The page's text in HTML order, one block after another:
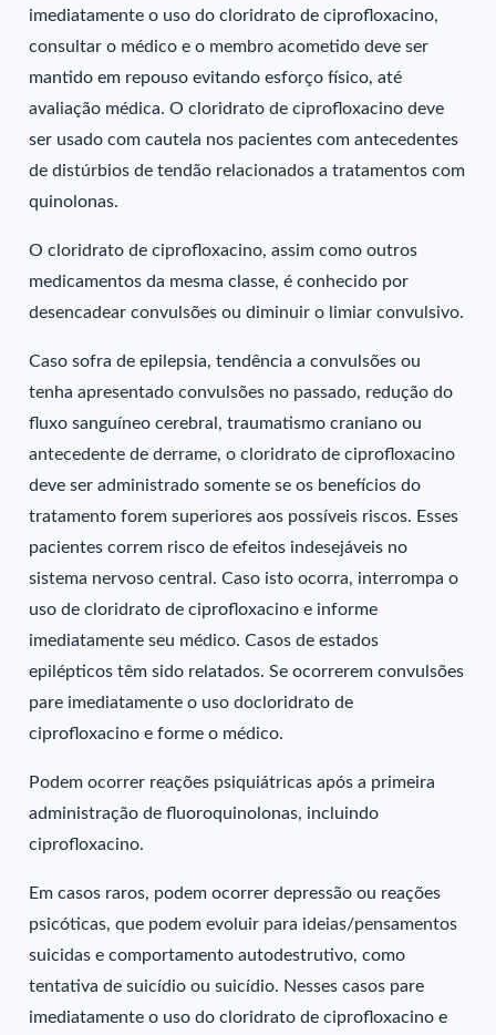
imediatamente o uso do cloridrato de ciprofloxacino,
consultar o médico e o membro acometido deve ser
mantido em repouso evitando esforço físico, até
avaliação médica. O cloridrato de ciprofloxacino deve
ser usado com cautela nos pacientes com antecedentes
de distúrbios de tendão relacionados a tratamentos com
quinolonas.
O cloridrato de ciprofloxacino, assim como outros
medicamentos da mesma classe, é conhecido por
desencadear convulsões ou diminuir o limiar convulsivo.
Caso sofra de epilepsia, tendência a convulsões ou
tenha apresentado convulsões no passado, redução do
fluxo sanguíneo cerebral, traumatismo craniano ou
antecedente de derrame, o cloridrato de ciprofloxacino
deve ser administrado somente se os benefícios do
tratamento forem superiores aos possíveis riscos. Esses
pacientes correm risco de efeitos indesejáveis no
sistema nervoso central. Caso isto ocorra, interrompa o
uso de cloridrato de ciprofloxacino e informe
imediatamente seu médico. Casos de estados
epilépticos têm sido relatados. Se ocorrerem convulsões
pare imediatamente o uso docloridrato de
ciprofloxacino e forme o médico.
Podem ocorrer reações psiquiátricas após a primeira
administração de fluoroquinolonas, incluindo
ciprofloxacino.
Em casos raros, podem ocorrer depressão ou reações
psicóticas, que podem evoluir para ideias/pensamentos
suicidas e comportamento autodestrutivo, como
tentativa de suicídio ou suicídio. Nesses casos pare
imediatamente o uso do cloridrato de ciprofloxacino e